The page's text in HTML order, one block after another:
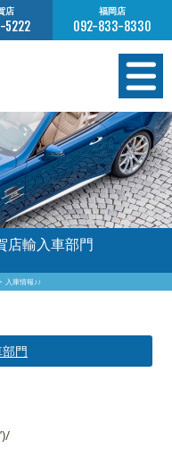
店
5222
福岡店
092-833-8330
内
店輸入車部門
入庫情報♪♪
門